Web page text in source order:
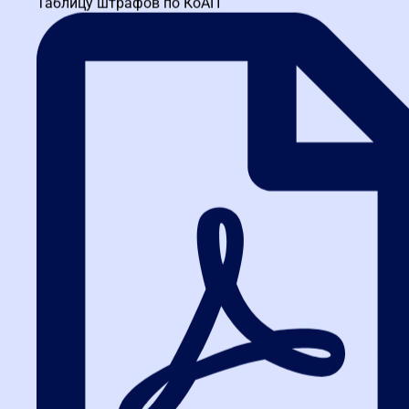
уклоняться. Тем самым, применение буквы закона без учёта его
духа создавало дискриминационное условие — наказание не за
недобросовестность, а за технический сбой. Такой подход прямо
противоречит ч. 2 ст. 8, запрещающей действия, которые
приводят к необоснованному ограничению числа участников.
Суды фактически восстановили равенство, указав: конкуренция
страдает не от просрочки на несколько часов, а от исключения с
закупок (44-ФЗ, 223-ФЗ) для заказчиков»
пошаговый алгоритм апелляции к принципу конкуренции в
жалобах и исках — с примерами из практики 2025–2026 гг.
Принцип ответственности за
результативность (Ст. 12 44-ФЗ):
что первичнее — наказание ради
наказания или достижение
государственной нужды?